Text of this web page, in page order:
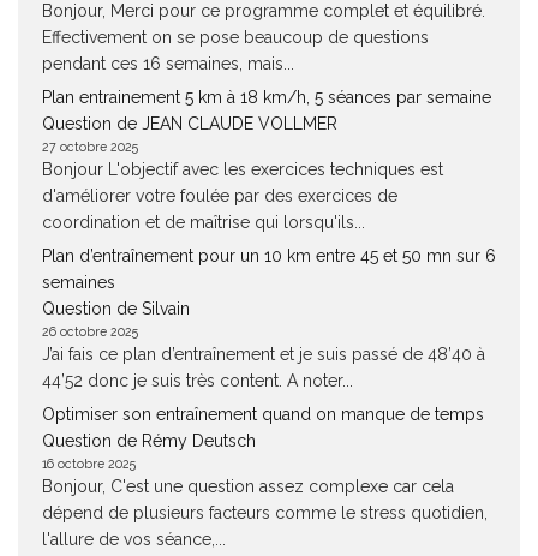
Bonjour, Merci pour ce programme complet et équilibré.
Effectivement on se pose beaucoup de questions
pendant ces 16 semaines, mais...
Plan entrainement 5 km à 18 km/h, 5 séances par semaine
Question de JEAN CLAUDE VOLLMER
27 octobre 2025
Bonjour L'objectif avec les exercices techniques est
d'améliorer votre foulée par des exercices de
coordination et de maîtrise qui lorsqu'ils...
Plan d’entraînement pour un 10 km entre 45 et 50 mn sur 6
semaines
Question de Silvain
26 octobre 2025
J’ai fais ce plan d’entraînement et je suis passé de 48’40 à
44’52 donc je suis très content. A noter...
Optimiser son entraînement quand on manque de temps
Question de Rémy Deutsch
16 octobre 2025
Bonjour, C'est une question assez complexe car cela
dépend de plusieurs facteurs comme le stress quotidien,
l'allure de vos séance,...